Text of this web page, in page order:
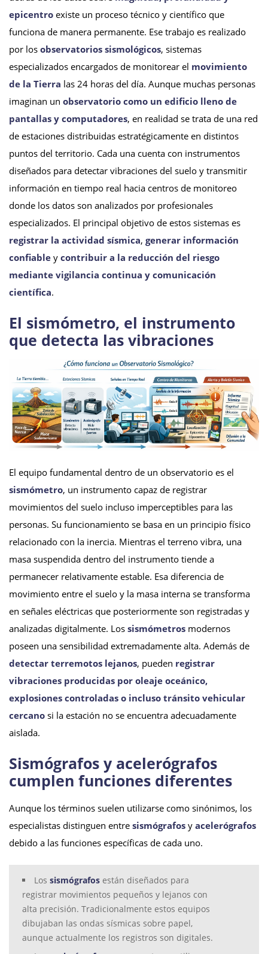
epicentro existe un proceso técnico y científico que
funciona de manera permanente. Ese trabajo es realizado
por los observatorios sismológicos, sistemas
especializados encargados de monitorear el movimiento
de la Tierra las 24 horas del día. Aunque muchas personas
imaginan un observatorio como un edificio lleno de
pantallas y computadores, en realidad se trata de una red
de estaciones distribuidas estratégicamente en distintos
puntos del territorio. Cada una cuenta con instrumentos
diseñados para detectar vibraciones del suelo y transmitir
información en tiempo real hacia centros de monitoreo
donde los datos son analizados por profesionales
especializados. El principal objetivo de estos sistemas es
registrar la actividad sísmica, generar información
confiable y contribuir a la reducción del riesgo
mediante vigilancia continua y comunicación
científica.
El sismómetro, el instrumento
que detecta las vibraciones
El equipo fundamental dentro de un observatorio es el
sismómetro, un instrumento capaz de registrar
movimientos del suelo incluso imperceptibles para las
personas. Su funcionamiento se basa en un principio físico
relacionado con la inercia. Mientras el terreno vibra, una
masa suspendida dentro del instrumento tiende a
permanecer relativamente estable. Esa diferencia de
movimiento entre el suelo y la masa interna se transforma
en señales eléctricas que posteriormente son registradas y
analizadas digitalmente. Los sismómetros modernos
poseen una sensibilidad extremadamente alta. Además de
detectar terremotos lejanos, pueden registrar
vibraciones producidas por oleaje oceánico,
explosiones controladas o incluso tránsito vehicular
cercano si la estación no se encuentra adecuadamente
aislada.
Sismógrafos y acelerógrafos
cumplen funciones diferentes
Aunque los términos suelen utilizarse como sinónimos, los
especialistas distinguen entre sismógrafos y acelerógrafos
debido a las funciones específicas de cada uno.
Los sismógrafos están diseñados para
registrar movimientos pequeños y lejanos con
alta precisión. Tradicionalmente estos equipos
dibujaban las ondas sísmicas sobre papel,
aunque actualmente los registros son digitales.